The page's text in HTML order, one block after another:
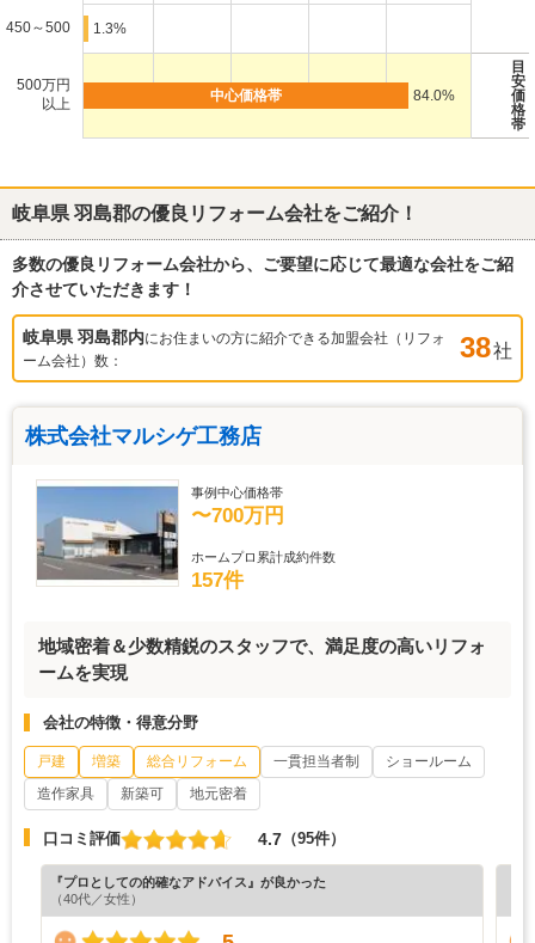
450～500 1.3%
500万円
以上
84.0%
目
安
価
格
帯
岐阜県 羽島郡の優良リフォーム会社をご紹介！
多数の優良リフォーム会社から、ご要望に応じて最適な会社をご紹
介させていただきます！
岐阜県 羽島郡内にお住まいの方に紹介できる加盟会社（リフォ
ーム会社）数：
38社
株式会社マルシゲ工務店
事例中心価格帯
〜700万円
ホームプロ累計成約件数
157件
地域密着＆少数精鋭のスタッフで、満足度の高いリフォ
ームを実現
会社の特徴・得意分野
戸建 増築 総合リフォーム 一貫担当者制
ショールーム
造作家具
新築可 地元密着
口コミ評価 4.7 （95件）
『プロとしての的確なアドバイス』が良かった
（40代／女性）